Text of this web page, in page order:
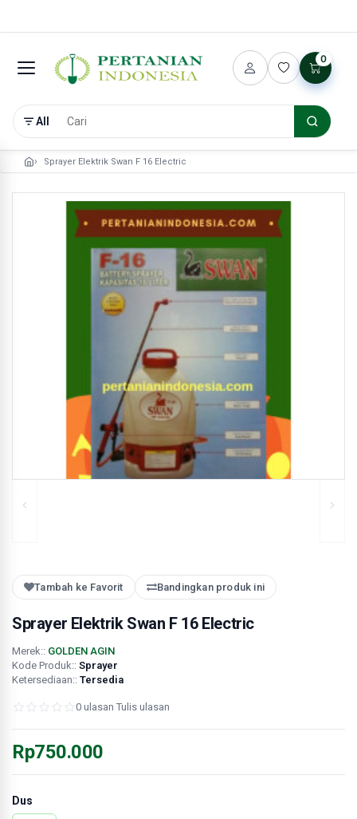
All
0
Sprayer Elektrik Swan F 16 Electric
Tambah ke Favorit Bandingkan produk ini
Sprayer Elektrik Swan F 16 Electric
Merek:: GOLDEN AGIN
Kode Produk:: Sprayer
Ketersediaan:: Tersedia
0 ulasan Tulis ulasan
Rp750.000
Dus